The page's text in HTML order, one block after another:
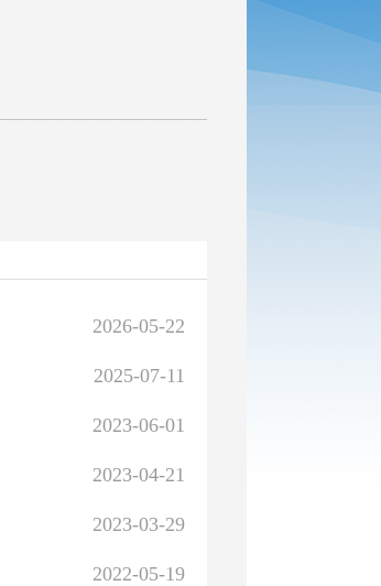
2026-05-22
2025-07-11
2023-06-01
2023-04-21
2023-03-29
2022-05-19